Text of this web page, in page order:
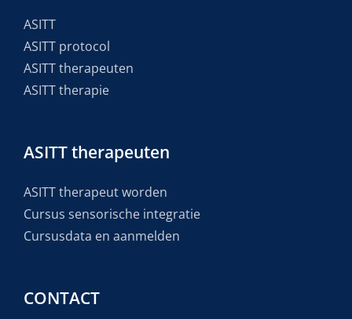
ASITT
ASITT protocol
ASITT therapeuten
ASITT therapie
ASITT therapeuten
ASITT therapeut worden
Cursus sensorische integratie
Cursusdata en aanmelden
CONTACT